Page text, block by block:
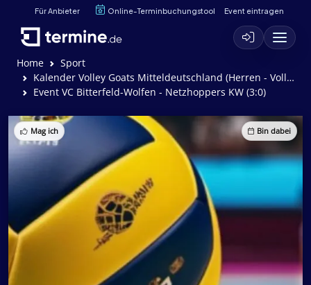
Für Anbieter Online-Terminbuchungstool Event eintragen
Home
Sport
Kalender Volley Goats Mitteldeutschland (Herren - Volleyball)
Event VC Bitterfeld-Wolfen - Netzhoppers KW (3:0)
Mag ich Bin dabei